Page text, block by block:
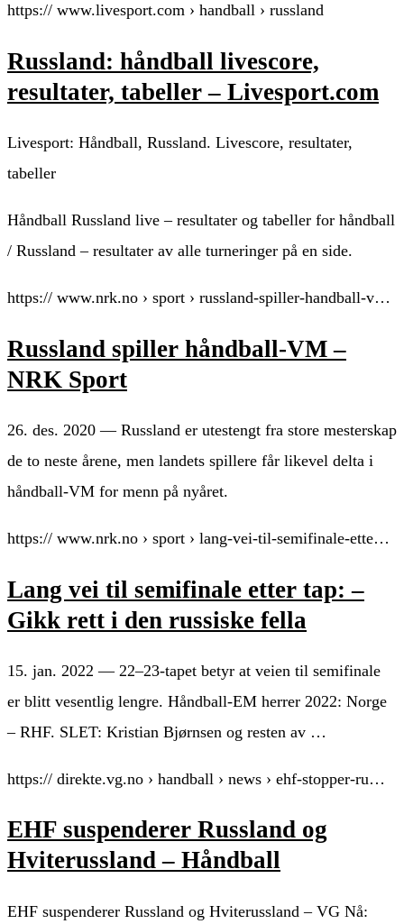
https:// www.livesport.com › handball › russland
Russland: håndball livescore,
resultater, tabeller – Livesport.com
Livesport: Håndball, Russland. Livescore, resultater,
tabeller
Håndball Russland live – resultater og tabeller for håndball
/ Russland – resultater av alle turneringer på en side.
https:// www.nrk.no › sport › russland-spiller-handball-v…
Russland spiller håndball-VM –
NRK Sport
26. des. 2020 — Russland er utestengt fra store mesterskap
de to neste årene, men landets spillere får likevel delta i
håndball-VM for menn på nyåret.
https:// www.nrk.no › sport › lang-vei-til-semifinale-ette…
Lang vei til semifinale etter tap: –
Gikk rett i den russiske fella
15. jan. 2022 — 22–23-tapet betyr at veien til semifinale
er blitt vesentlig lengre. Håndball-EM herrer 2022: Norge
– RHF. SLET: Kristian Bjørnsen og resten av …
https:// direkte.vg.no › handball › news › ehf-stopper-ru…
EHF suspenderer Russland og
Hviterussland – Håndball
EHF suspenderer Russland og Hviterussland – VG Nå: